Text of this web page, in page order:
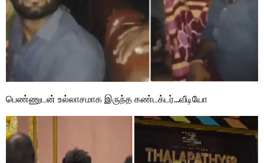
பெண்ணுடன் உல்லாசமாக இருந்த கண்டக்டர்…வீடியோ